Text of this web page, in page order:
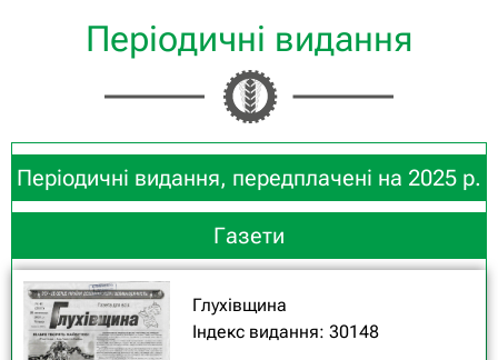
Періодичні видання
Періодичні видання, передплачені на 2025 р.
Газети
Глухівщина
Індекс видання: 30148